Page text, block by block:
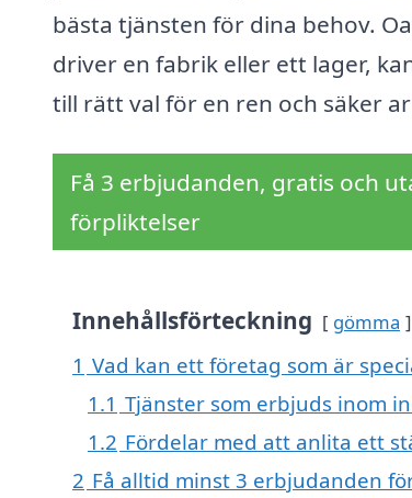
bästa tjänsten för dina behov.
driver en fabrik eller ett lager,
till rätt val för en ren och säker
Få 3 erbjudanden, gratis och
förpliktelser
Innehållsförteckning gömma
1 Vad kan ett företag som är
1.1 Tjänster som erbjuds inom
1.2 Fördelar med att anlita ett
2 Få alltid minst 3 erbjudanden